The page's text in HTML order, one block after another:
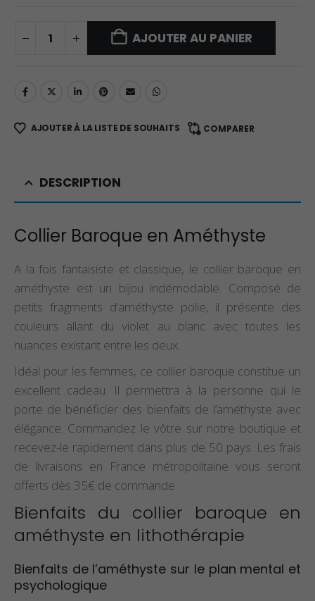
AJOUTER AU PANIER
AJOUTER À LA LISTE DE SOUHAITS COMPARER
DESCRIPTION
Collier Baroque en Améthyste
A la fois fantaisiste et classique, le collier baroque en
améthyste est un bijou indémodable. Composé de
petits fragments d’améthyste polie, il présente des
couleurs allant du violet au blanc avec toutes les
nuances existant entre les deux.
Idéal pour les femmes, ce collier baroque constitue un
excellent cadeau. Il permettra à la personne qui le
porte de bénéficier des bienfaits de l’améthyste avec
élégance. Commandez le vôtre sur notre boutique et
recevez-le rapidement dans plus de 50 pays. Les frais
de livraisons en France métropolitaine vous seront
offerts dès 35€ de commande.
Bienfaits du collier baroque en
améthyste en lithothérapie
Bienfaits de l’améthyste sur le plan mental et
psychologique